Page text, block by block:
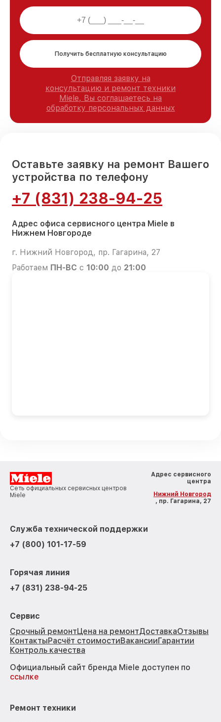
Получить бесплатную консультацию
Отправляя заявку на
консультацию и ремонт техники
Miele, Вы соглашаетесь на
обработку персональных данных
Оставьте заявку на ремонт Вашего
устройства по телефону
+7 (831) 238-94-25
Адрес офиса сервисного центра Miele в
Нижнем Новгороде
г. Нижний Новгород, пр. Гагарина, 27
Работаем ПН-ВС с 10:00 до 21:00
Сеть официальных сервисных центров
Miele
Адрес сервисного
центра
Нижний Новгород
, пр. Гагарина, 27
Служба технической поддержки
+7 (800) 101-17-59
Горячая линия
+7 (831) 238-94-25
Сервис
Срочный ремонтЦена на ремонтДоставкаОтзывы
КонтактыРасчёт стоимостиВакансииГарантии
Контроль качества
Официальный сайт бренда Miele доступен по
ссылке
Ремонт техники